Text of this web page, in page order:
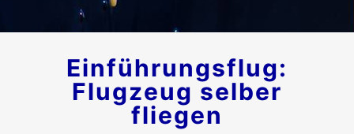
Einführungsflug:
Flugzeug selber
fliegen